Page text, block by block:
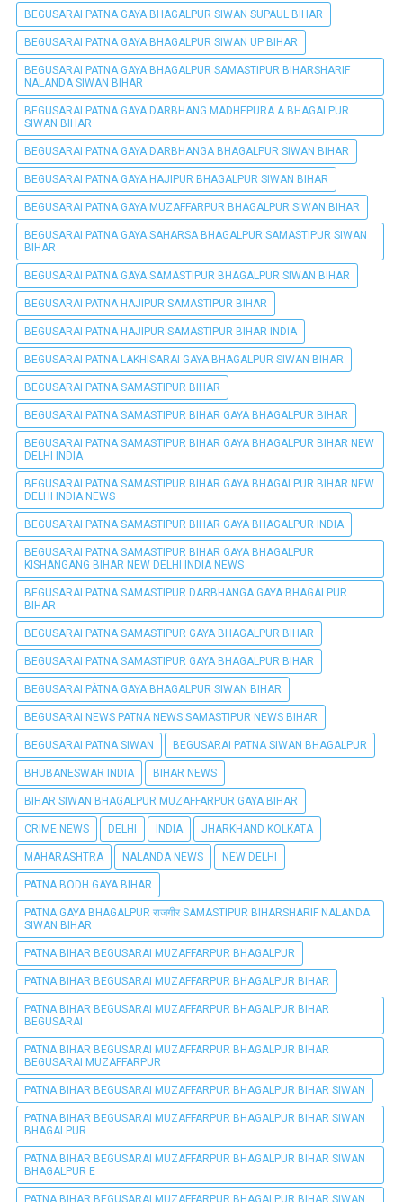
BEGUSARAI PATNA GAYA BHAGALPUR SIWAN SUPAUL BIHAR
BEGUSARAI PATNA GAYA BHAGALPUR SIWAN UP BIHAR
BEGUSARAI PATNA GAYA BHAGALPUR SAMASTIPUR BIHARSHARIF
NALANDA SIWAN BIHAR
BEGUSARAI PATNA GAYA DARBHANG MADHEPURA A BHAGALPUR
SIWAN BIHAR
BEGUSARAI PATNA GAYA DARBHANGA BHAGALPUR SIWAN BIHAR
BEGUSARAI PATNA GAYA HAJIPUR BHAGALPUR SIWAN BIHAR
BEGUSARAI PATNA GAYA MUZAFFARPUR BHAGALPUR SIWAN BIHAR
BEGUSARAI PATNA GAYA SAHARSA BHAGALPUR SAMASTIPUR SIWAN
BIHAR
BEGUSARAI PATNA GAYA SAMASTIPUR BHAGALPUR SIWAN BIHAR
BEGUSARAI PATNA HAJIPUR SAMASTIPUR BIHAR
BEGUSARAI PATNA HAJIPUR SAMASTIPUR BIHAR INDIA
BEGUSARAI PATNA LAKHISARAI GAYA BHAGALPUR SIWAN BIHAR
BEGUSARAI PATNA SAMASTIPUR BIHAR
BEGUSARAI PATNA SAMASTIPUR BIHAR GAYA BHAGALPUR BIHAR
BEGUSARAI PATNA SAMASTIPUR BIHAR GAYA BHAGALPUR BIHAR NEW
DELHI INDIA
BEGUSARAI PATNA SAMASTIPUR BIHAR GAYA BHAGALPUR BIHAR NEW
DELHI INDIA NEWS
BEGUSARAI PATNA SAMASTIPUR BIHAR GAYA BHAGALPUR INDIA
BEGUSARAI PATNA SAMASTIPUR BIHAR GAYA BHAGALPUR
KISHANGANG BIHAR NEW DELHI INDIA NEWS
BEGUSARAI PATNA SAMASTIPUR DARBHANGA GAYA BHAGALPUR
BIHAR
BEGUSARAI PATNA SAMASTIPUR GAYA BHAGALPUR BIHAR
BEGUSARAI PATNA SAMASTIPUR GAYA BHAGALPUR BIHAR
BEGUSARAI PÀTNA GAYA BHAGALPUR SIWAN BIHAR
BEGUSARAI NEWS PATNA NEWS SAMASTIPUR NEWS BIHAR
BEGUSARAI PATNA SIWAN BEGUSARAI PATNA SIWAN BHAGALPUR
BHUBANESWAR INDIA BIHAR NEWS
BIHAR SIWAN BHAGALPUR MUZAFFARPUR GAYA BIHAR
CRIME NEWS DELHI INDIA JHARKHAND KOLKATA
MAHARASHTRA NALANDA NEWS NEW DELHI
PATNA BODH GAYA BIHAR
PATNA GAYA BHAGALPUR राजगीर SAMASTIPUR BIHARSHARIF NALANDA
SIWAN BIHAR
PATNA BIHAR BEGUSARAI MUZAFFARPUR BHAGALPUR
PATNA BIHAR BEGUSARAI MUZAFFARPUR BHAGALPUR BIHAR
PATNA BIHAR BEGUSARAI MUZAFFARPUR BHAGALPUR BIHAR
BEGUSARAI
PATNA BIHAR BEGUSARAI MUZAFFARPUR BHAGALPUR BIHAR
BEGUSARAI MUZAFFARPUR
PATNA BIHAR BEGUSARAI MUZAFFARPUR BHAGALPUR BIHAR SIWAN
PATNA BIHAR BEGUSARAI MUZAFFARPUR BHAGALPUR BIHAR SIWAN
BHAGALPUR
PATNA BIHAR BEGUSARAI MUZAFFARPUR BHAGALPUR BIHAR SIWAN
BHAGALPUR E